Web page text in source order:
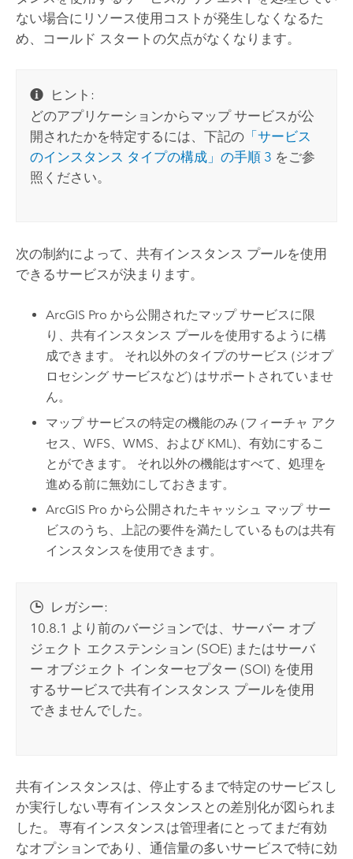
ない場合にリソース使用コストが発生しなくなるた
め、コールド スタートの欠点がなくなります。
ヒント:
どのアプリケーションからマップ サービスが公
開されたかを特定するには、下記の 「サービス
のインスタンス タイプの構成」の手順 3 をご参
照ください。
次の制約によって、共有インスタンス プールを使用
できるサービスが決まります。
ArcGIS Pro から公開されたマップ サービスに限
り、共有インスタンス プールを使用するように構
成できます。 それ以外のタイプのサービス (ジオプ
ロセシング サービスなど) はサポートされていませ
ん。
マップ サービスの特定の機能のみ (フィーチャ アク
セス、WFS、WMS、および KML)、有効にするこ
とができます。 それ以外の機能はすべて、処理を
進める前に無効にしておきます。
ArcGIS Pro から公開されたキャッシュ マップ サー
ビスのうち、上記の要件を満たしているものは共有
インスタンスを使用できます。
レガシー:
10.8.1 より前のバージョンでは、サーバー オブ
ジェクト エクステンション (SOE) またはサーバ
ー オブジェクト インターセプター (SOI) を使用
するサービスで共有インスタンス プールを使用
できませんでした。
共有インスタンスは、停止するまで特定のサービスし
か実行しない専有インスタンスとの差別化が図られま
した。 専有インスタンスは管理者にとってまだ有効
なオプションであり、通信量の多いサービスで特に効